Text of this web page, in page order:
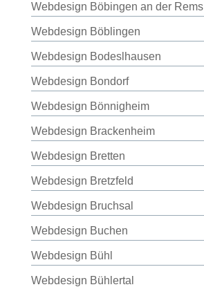
Webdesign Böbingen an der Rems
Webdesign Böblingen
Webdesign Bodeslhausen
Webdesign Bondorf
Webdesign Bönnigheim
Webdesign Brackenheim
Webdesign Bretten
Webdesign Bretzfeld
Webdesign Bruchsal
Webdesign Buchen
Webdesign Bühl
Webdesign Bühlertal